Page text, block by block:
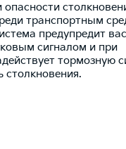
транспортным
предупредит вас
сигналом и при
тормозную
столкновения.